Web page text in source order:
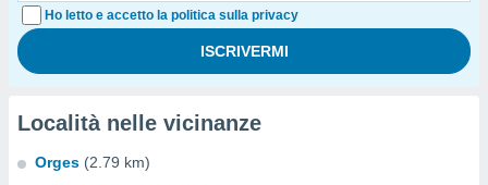
Ho letto e accetto la politica sulla privacy
Località nelle vicinanze
Orges (2.79 km)